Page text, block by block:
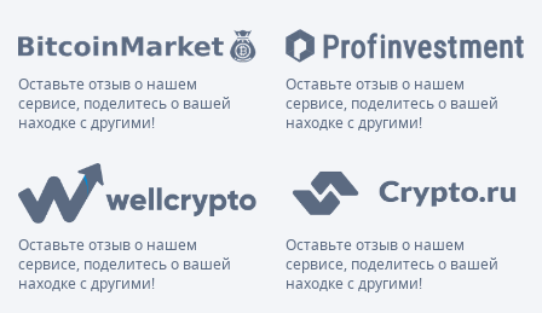
Оставьте отзыв о нашем
сервисе, поделитесь о вашей
находке с другими!
Оставьте отзыв о нашем
сервисе, поделитесь о вашей
находке с другими!
Оставьте отзыв о нашем
сервисе, поделитесь о вашей
находке с другими!
Оставьте отзыв о нашем
сервисе, поделитесь о вашей
находке с другими!